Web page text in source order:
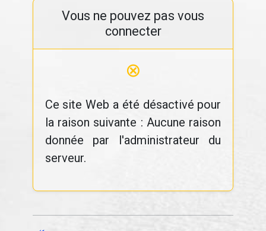
Vous ne pouvez pas vous
connecter
⊗
Ce site Web a été désactivé pour
la raison suivante : Aucune raison
donnée par l'administrateur du
serveur.